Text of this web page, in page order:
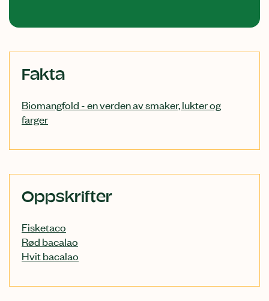
innhold
Fakta
Biomangfold - en verden av smaker, lukter og
farger
Oppskrifter
Fisketaco
Rød bacalao
Hvit bacalao